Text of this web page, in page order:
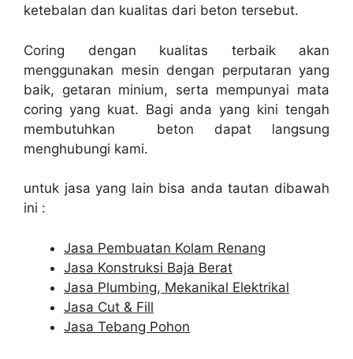
ketebalan dan kualitas dari beton tersebut.
Coring dengan kualitas terbaik akan
menggunakan mesin dengan perputaran yang
baik, getaran minium, serta mempunyai mata
coring yang kuat. Bagi anda yang kini tengah
membutuhkan beton dapat langsung
menghubungi kami.
untuk jasa yang lain bisa anda tautan dibawah
ini :
Jasa Pembuatan Kolam Renang
Jasa Konstruksi Baja Berat
Jasa Plumbing, Mekanikal Elektrikal
Jasa Cut & Fill
Jasa Tebang Pohon